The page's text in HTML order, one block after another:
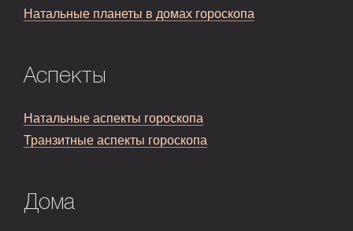
Натальные планеты в домах гороскопа
Аспекты
Натальные аспекты гороскопа
Транзитные аспекты гороскопа
Дома